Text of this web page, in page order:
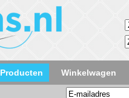
Producten Winkelwagen